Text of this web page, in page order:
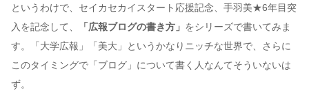
というわけで、セイカセカイスタート応援記念、手羽美★6年目突
入を記念して、
「広報ブログの書き方」 をシリーズで書いてみま
す。「大学広報」「美大」というかなりニッチな世界で、さらに
このタイミングで「ブログ」について書く人なんてそういないは
ず。